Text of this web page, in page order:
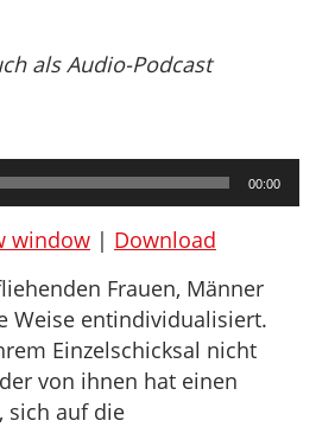
als Audio-Podcast
00:00
window | Download
Frauen, Männer
Weise entindividualisiert.
Einzelschicksal nicht
von ihnen hat einen
sich auf die